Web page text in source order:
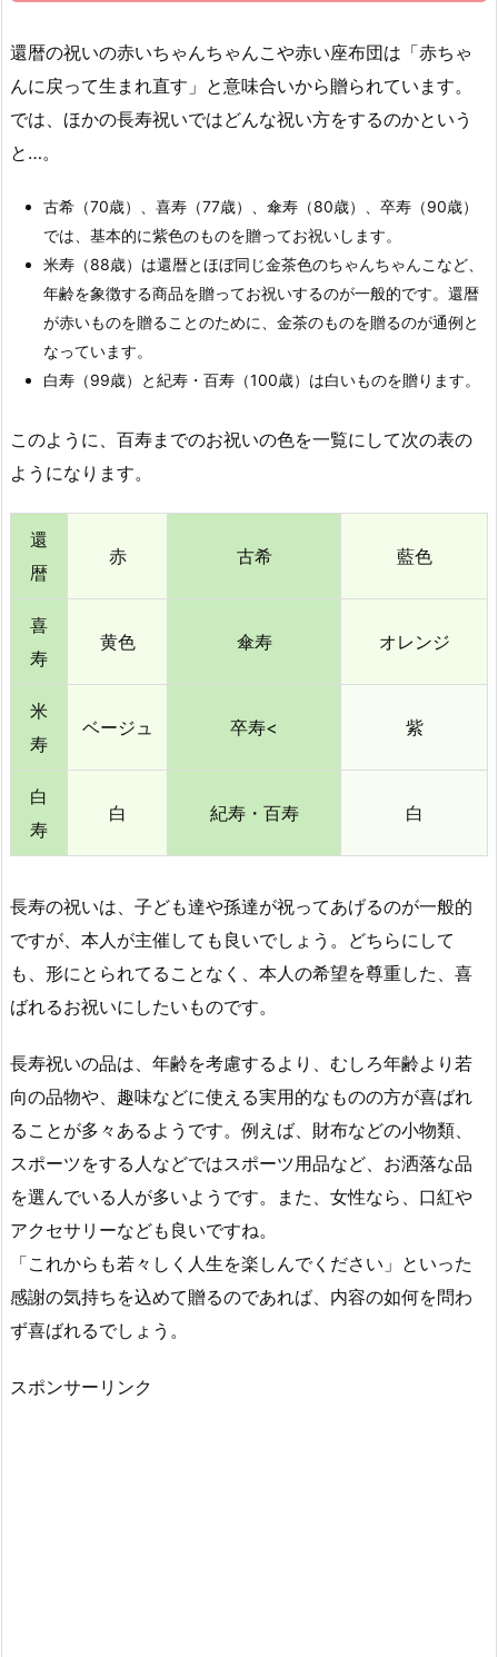
還暦の祝いの赤いちゃんちゃんこや赤い座布団は「赤ちゃ
んに戻って生まれ直す」と意味合いから贈られています。
では、ほかの長寿祝いではどんな祝い方をするのかという
と…。
古希（70歳）、喜寿（77歳）、傘寿（80歳）、卒寿（90歳）
では、基本的に紫色のものを贈ってお祝いします。
米寿（88歳）は還暦とほぼ同じ金茶色のちゃんちゃんこなど、
年齢を象徴する商品を贈ってお祝いするのが一般的です。還暦
が赤いものを贈ることのために、金茶のものを贈るのが通例と
なっています。
白寿（99歳）と紀寿・百寿（100歳）は白いものを贈ります。
このように、百寿までのお祝いの色を一覧にして次の表の
ようになります。
還
暦
赤 古希 藍色
喜
寿
黄色 傘寿 オレンジ
米
寿
ベージュ 卒寿< 紫
白
寿
白 紀寿・百寿 白
長寿の祝いは、子ども達や孫達が祝ってあげるのが一般的
ですが、本人が主催しても良いでしょう。どちらにして
も、形にとられてることなく、本人の希望を尊重した、喜
ばれるお祝いにしたいものです。
長寿祝いの品は、年齢を考慮するより、むしろ年齢より若
向の品物や、趣味などに使える実用的なものの方が喜ばれ
ることが多々あるようです。例えば、財布などの小物類、
スポーツをする人などではスポーツ用品など、お洒落な品
を選んでいる人が多いようです。また、女性なら、口紅や
アクセサリーなども良いですね。
「これからも若々しく人生を楽しんでください」といった
感謝の気持ちを込めて贈るのであれば、内容の如何を問わ
ず喜ばれるでしょう。
スポンサーリンク